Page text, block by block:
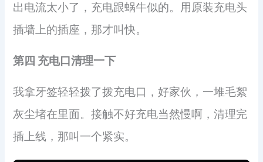
出电流太小了，充电跟蜗牛似的。用原装充电头
插墙上的插座，那才叫快。
第四 充电口清理一下
我拿牙签轻轻拨了拨充电口，好家伙，一堆毛絮
灰尘堵在里面。接触不好充电当然慢啊，清理完
插上线，那叫一个紧实。